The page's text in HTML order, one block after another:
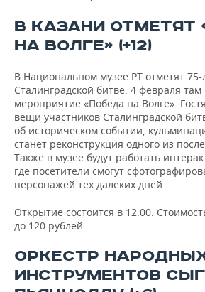
В КАЗАНИ ОТМЕТЯТ
НА ВОЛГЕ» (+12)
В Национальном музее РТ отметят
Сталинградской битве. 4 февраля
мероприятие «Победа на Волге».
вещи участников Сталинградской
об историческом событии,
станет реконструкция одного из
Также в музее будут работать
где посетители смогут
персонажей тех далеких дней.
Открытие состоится в 12.00.
до 120 рублей.
ОРКЕСТР
ИНСТРУМЕНТОВ